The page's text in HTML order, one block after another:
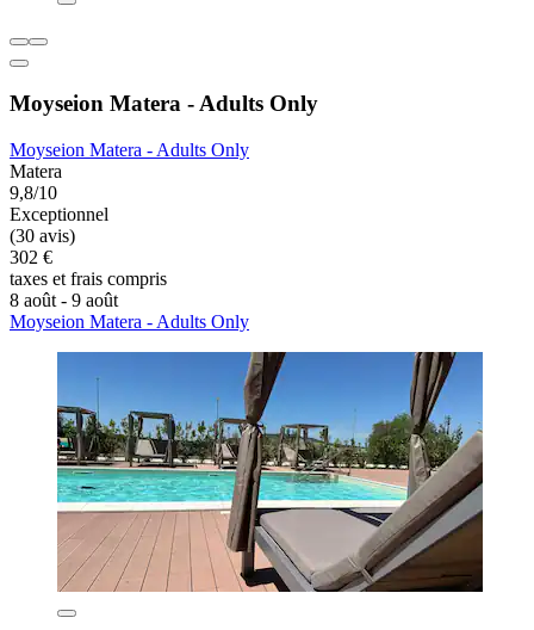
Moyseion Matera - Adults Only
Moyseion Matera - Adults Only
Matera
9,8/10
Exceptionnel
(30 avis)
302 €
taxes et frais compris
8 août - 9 août
Moyseion Matera - Adults Only